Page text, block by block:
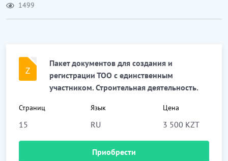
1499
Пакет документов для создания и
регистрации ТОО с единственным
участником. Строительная деятельность.
Страниц
15
Язык
RU
Цена
3 500 KZT
Приобрести